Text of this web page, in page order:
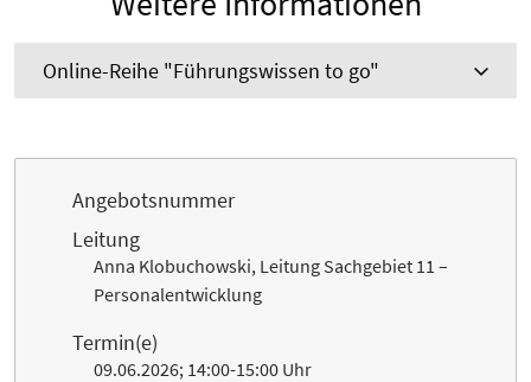
Online-Reihe "Führungswissen to go"
Angebotsnummer
Leitung
Anna Klobuchowski, Leitung Sachgebiet 11 –
Personalentwicklung
Termin(e)
09.06.2026; 14:00-15:00 Uhr